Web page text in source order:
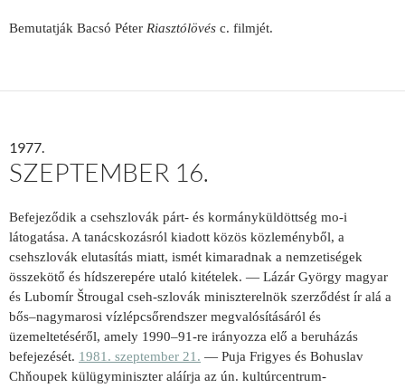
Bemutatják Bacsó Péter Riasztólövés c. filmjét.
1977.
SZEPTEMBER 16.
Befejeződik a csehszlovák párt- és kormányküldöttség mo-i
látogatása. A tanácskozásról kiadott közös közleményből, a
csehszlovák elutasítás miatt, ismét kimaradnak a nemzetiségek
összekötő és hídszerepére utaló kitételek. — Lázár György magyar
és Lubomír Štrougal cseh-szlovák miniszterelnök szerződést ír alá a
bős–nagymarosi vízlépcsőrendszer megvalósításáról és
üzemeltetéséről, amely 1990–91-re irányozza elő a beruházás
befejezését. 1981. szeptember 21. — Puja Frigyes és Bohuslav
Chňoupek külügyminiszter aláírja az ún. kultúrcentrum-